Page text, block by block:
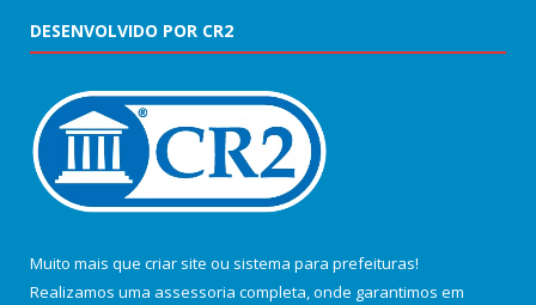
DESENVOLVIDO POR CR2
Muito mais que criar site ou sistema para prefeituras!
Realizamos uma assessoria completa, onde garantimos em